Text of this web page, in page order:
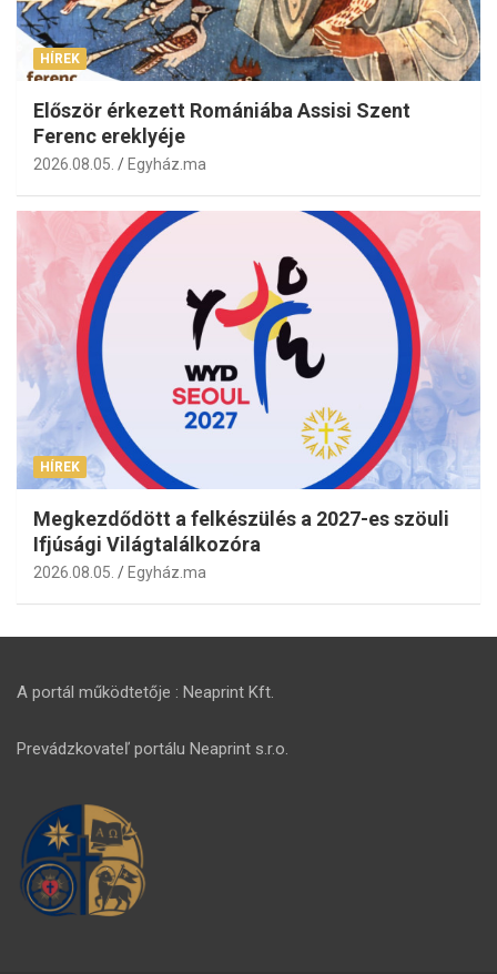
HÍREK
Először érkezett Romániába Assisi Szent
Ferenc ereklyéje
2026.08.05. Egyház.ma
HÍREK
Megkezdődött a felkészülés a 2027-es szöuli
Ifjúsági Világtalálkozóra
2026.08.05. Egyház.ma
A portál működtetője : Neaprint Kft.
Prevádzkovateľ portálu Neaprint s.r.o.